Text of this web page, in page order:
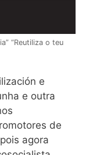
“Reutiliza o teu
e
e outra
de
agora